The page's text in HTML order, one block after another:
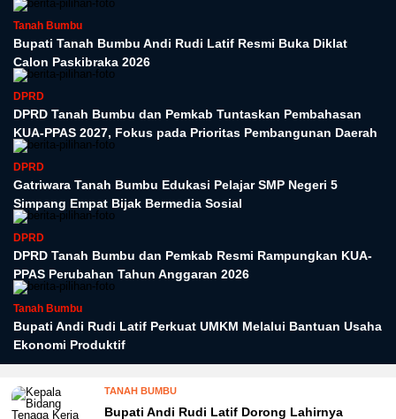
Tanah Bumbu
Bupati Tanah Bumbu Andi Rudi Latif Resmi Buka Diklat
Calon Paskibraka 2026
DPRD
DPRD Tanah Bumbu dan Pemkab Tuntaskan Pembahasan
KUA-PPAS 2027, Fokus pada Prioritas Pembangunan Daerah
DPRD
Gatriwara Tanah Bumbu Edukasi Pelajar SMP Negeri 5
Simpang Empat Bijak Bermedia Sosial
DPRD
DPRD Tanah Bumbu dan Pemkab Resmi Rampungkan KUA-
PPAS Perubahan Tahun Anggaran 2026
Tanah Bumbu
Bupati Andi Rudi Latif Perkuat UMKM Melalui Bantuan Usaha
Ekonomi Produktif
TANAH BUMBU
Bupati Andi Rudi Latif Dorong Lahirnya